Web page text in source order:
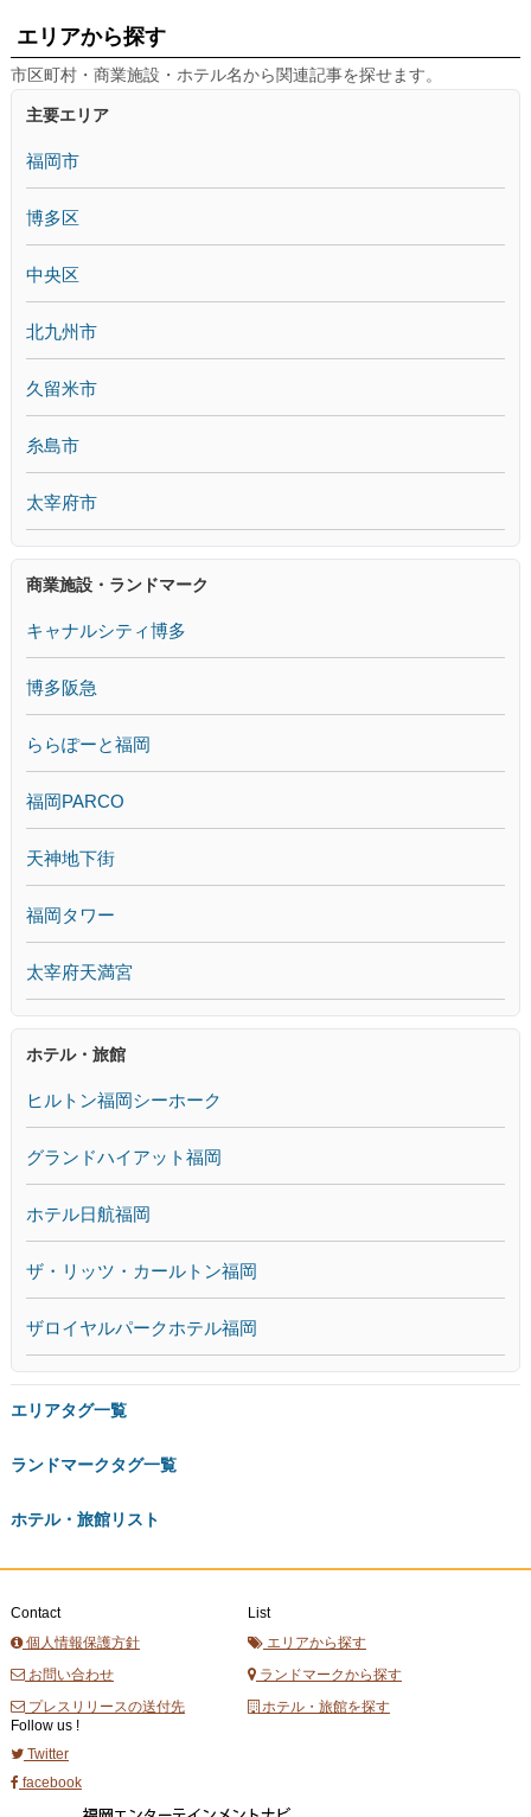
エリアから探す
市区町村・商業施設・ホテル名から関連記事を探せます。
主要エリア
福岡市
博多区
中央区
北九州市
久留米市
糸島市
太宰府市
商業施設・ランドマーク
キャナルシティ博多
博多阪急
ららぽーと福岡
福岡PARCO
天神地下街
福岡タワー
太宰府天満宮
ホテル・旅館
ヒルトン福岡シーホーク
グランドハイアット福岡
ホテル日航福岡
ザ・リッツ・カールトン福岡
ザロイヤルパークホテル福岡
エリアタグ一覧
ランドマークタグ一覧
ホテル・旅館リスト
Contact
個人情報保護方針
お問い合わせ
プレスリリースの送付先
List
エリアから探す
ランドマークから探す
ホテル・旅館を探す
Follow us !
Twitter
facebook